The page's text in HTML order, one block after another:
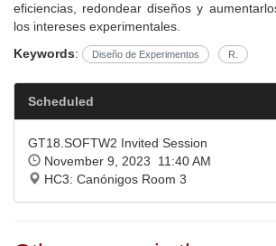
eficiencias, redondear diseños y
los intereses experimentales.
Keywords: Diseño de Experimentos R.
Scheduled
GT18.SOFTW2 Invited Session
November 9, 2023 11:40 AM
HC3: Canónigos Room 3